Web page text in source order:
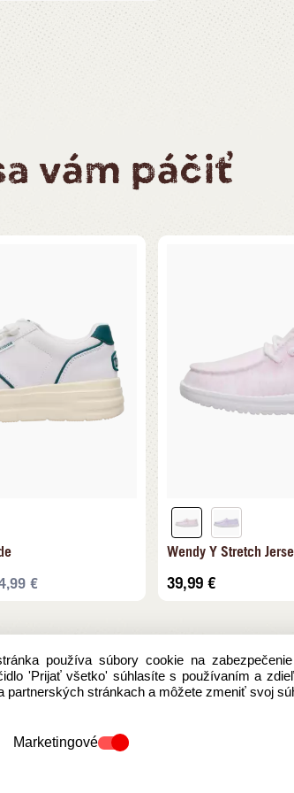
vám páčiť
€
Wendy Y Stretch
39,99 €
používa súbory cookie na
'Prijať všetko' súhlasíte s používaním a
partnerských stránkach a môžete zmeniť svoj
Marketingové